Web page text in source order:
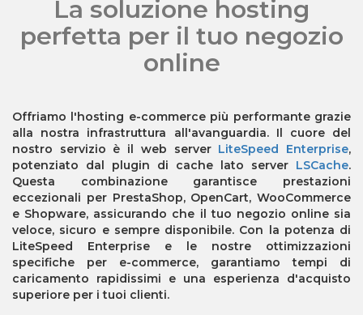
La soluzione hosting
perfetta per il tuo negozio
online
Offriamo l'hosting e-commerce più performantegrazie
alla nostra infrastruttura all'avanguardia. Il cuore del
nostro servizio è il web server LiteSpeed Enterprise,
potenziato dal plugin di cache lato server LSCache.
Questa combinazione garantisce prestazioni
eccezionali per PrestaShop, OpenCart, WooCommerce
e Shopware, assicurando che il tuo negozio online sia
veloce, sicuro e sempre disponibile. Con la potenza di
LiteSpeed Enterprise e le nostre ottimizzazioni
specifiche per e-commerce, garantiamotempi di
caricamento rapidissimi e una esperienza d'acquisto
superiore per i tuoi clienti.